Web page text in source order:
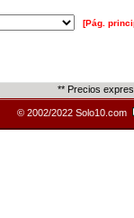
[Pág.
** Precios
© 2002/2022 Solo10.com